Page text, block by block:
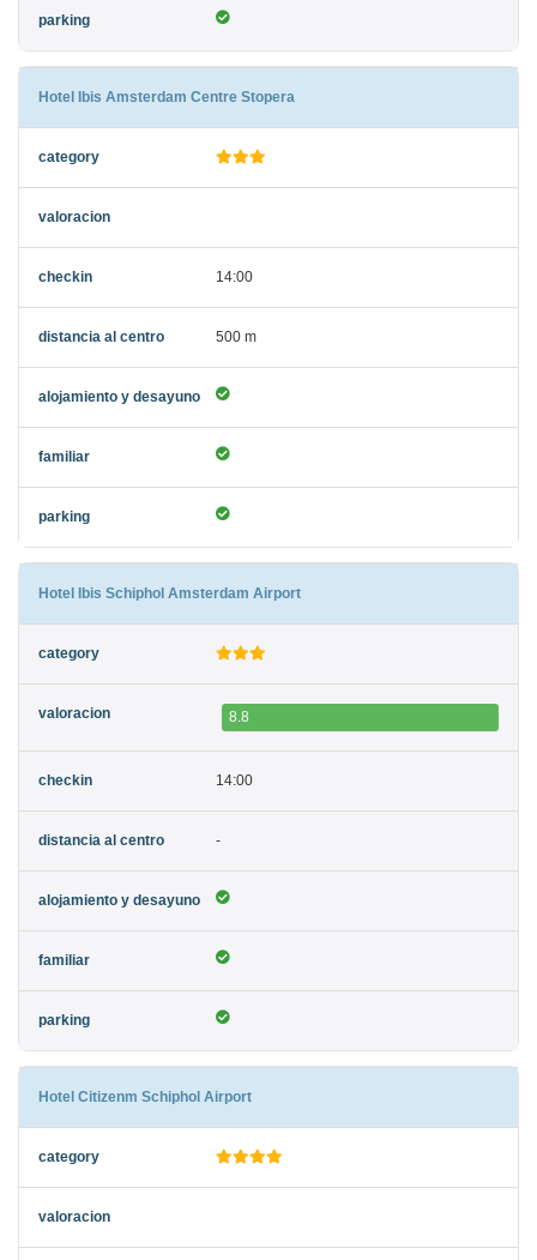
Hotel Ibis Amsterdam Centre Stopera
14:00
500 m
Hotel Ibis Schiphol Amsterdam Airport
8.8
14:00
-
Hotel Citizenm Schiphol Airport